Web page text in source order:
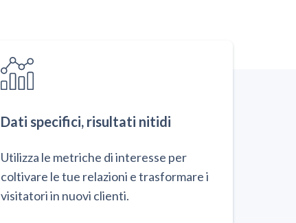
Dati specifici, risultati nitidi
Utilizza le metriche di interesse per
coltivare le tue relazioni e trasformare i
visitatori in nuovi clienti.